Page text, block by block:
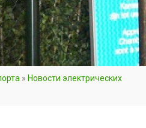
» Новости электрических